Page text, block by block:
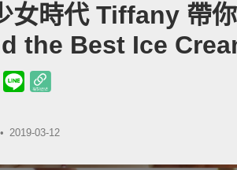
女時代 Tiffany 帶
the Best Ice
2019-03-12